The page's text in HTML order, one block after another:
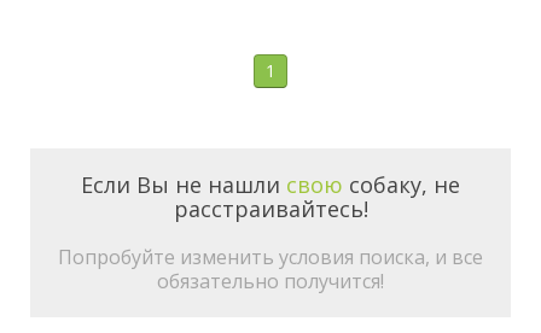
1
Если Вы не нашли свою собаку, не
расстраивайтесь!
Попробуйте изменить условия поиска, и все
обязательно получится!